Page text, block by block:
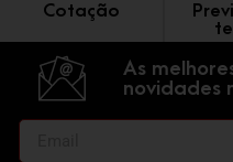
Cotação
As
novidades